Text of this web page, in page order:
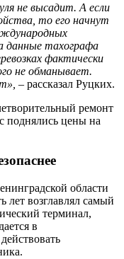
не высадит. А если
то его начнут
данные тахографа
фактически
не обманывает.
– рассказал Руцких.
ремонт
поднялись цены на
области
лет возглавлял самый
терминал,
в